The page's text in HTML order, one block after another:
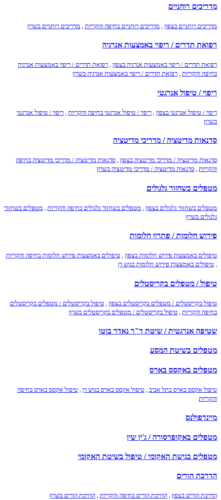
מדריכים רוחניים
מדריכים רוחניים בצפון מדריכים רוחניים בחיפה והקריות מדריכים רוחניים בשרון
רפואת תדרים / ריפוי באמצעות אנרגיה
רפואת תדרים / ריפוי באמצעות אנרגיה בצפון , רפואת תדרים / ריפוי באמצעות אנרגיה
בחיפה והקריות , רפואת תדרים / ריפוי באמצעות אנרגיה בשרון
ריפוי / טיפול אנרגטי
ריפוי / טיפול אנרגטי בצפון ריפוי / טיפול אנרגטי בחיפה והקריות
ריפוי / טיפול אנרגטי
בשרון
סדנאות מדיטציה / מדריכי מדיטציה
סדנאות מדיטציה / מדריכי מדיטציה בצפון , סדנאות מדיטציה / מדריכי מדיטציה בחיפה
והקריות , סדנאות מדיטציה / מדריכי מדיטציה בשרון
מטפלים בשחזור גלגולים
מטפלים בשחזור גלגולים בצפון מטפלים בשחזור גלגולים בחיפה והקריות
מטפלים בשחזור
גלגולים בשרון
פירוש חלומות / פתרון חלומות
טיפולים באמצעות פירוש חלומות בצפון , טיפולים באמצעות פירוש חלומות בחיפה והקריות
, טיפולים באמצעות פירוש חלומות בגוש דן
טיפול / מטפלים בקריסטלים
טיפול בקריסטלים / מטפלים בקריסטלים בצפון טיפול בקריסטלים / מטפלים בקריסטלים
בחיפה והקריות
טיפול בקריסטלים / מטפלים בקריסטלים בשרון
שטיפה אנרגטית / שיטת ד"ר נאדר בוטו
מטפלים בשיטת המסע
מטפלים באקסס בארס
טיפול אקסס בארס בתל אביב , טיפול אקסס בארס בגוש דן , טיפול אקסס בארס בחיפה
והקריות
מיינדפולנס
מטפלים באקופרסורה / ג'ין שין
מטפלים בגישת האקומי / טיפול בשיטת האקומי
הדרכת הורים
הדרכת הורים בצפון , הדרכת הורים בחיפה והקריות , הדרכת הורים בשרון